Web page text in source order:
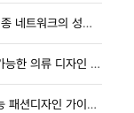
[22권1호]국내 지속가능 윤리적 패션업종 네트워크의 성장을 위한 정책과제 수립
[21권4호] 선인장 가죽을 활용한 지속가능한 의류 디자인 개발
[21권4호] 협력적 소비를 위한 지속가능 패션디자인 가이드라인 개발